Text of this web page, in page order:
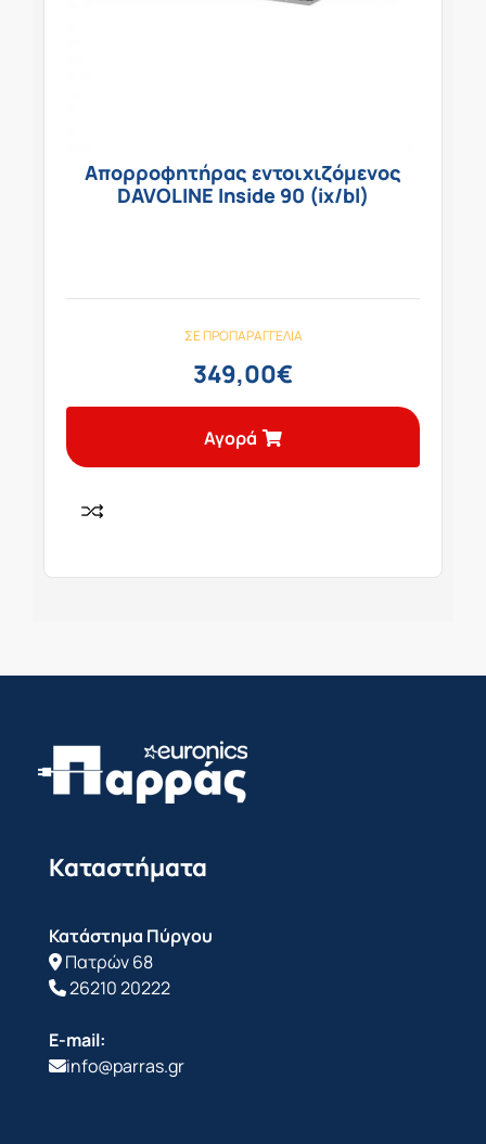
Απορροφητήρας εντοιχιζόμενος
DAVOLINE Inside 90 (ix/bl)
ΣΕ ΠΡΟΠΑΡΑΓΓΕΛΊΑ
349,00€
Αγορά
Καταστήματα
Κατάστημα Πύργου
Πατρών 68
26210 20222
E-mail:
info@parras.gr